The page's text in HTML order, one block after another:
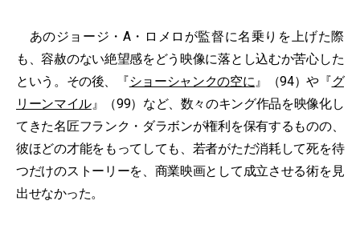
あのジョージ・A・ロメロが監督に名乗りを上げた際
も、容赦のない絶望感をどう映像に落とし込むか苦心した
という。その後、『ショーシャンクの空に』（94）や『グ
リーンマイル』（99）など、数々のキング作品を映像化し
てきた名匠フランク・ダラボンが権利を保有するものの、
彼ほどの才能をもってしても、若者がただ消耗して死を待
つだけのストーリーを、商業映画として成立させる術を見
出せなかった。